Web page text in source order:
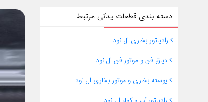
دسته بندی قطعات یدکی مرتبط
رادیاتور بخاری ال نود
دیاق فن و موتور فن ال نود
پوسته بخاری و موتور بخاری ال نود